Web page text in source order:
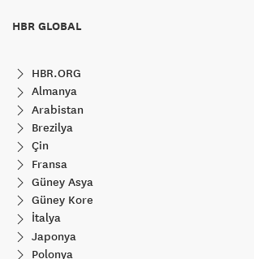
HBR GLOBAL
HBR.ORG
Almanya
Arabistan
Brezilya
Çin
Fransa
Güney Asya
Güney Kore
İtalya
Japonya
Polonya